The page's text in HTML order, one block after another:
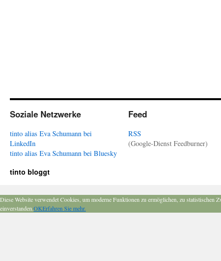
Soziale Netzwerke
tinto alias Eva Schumann bei
LinkedIn
tinto alias Eva Schumann bei Bluesky
Feed
RSS
(Google-Dienst Feedburner)
tinto bloggt
Diese Website verwendet Cookies, um moderne Funktionen zu ermöglichen, zu
einverstanden.OKErfahren Sie mehr.